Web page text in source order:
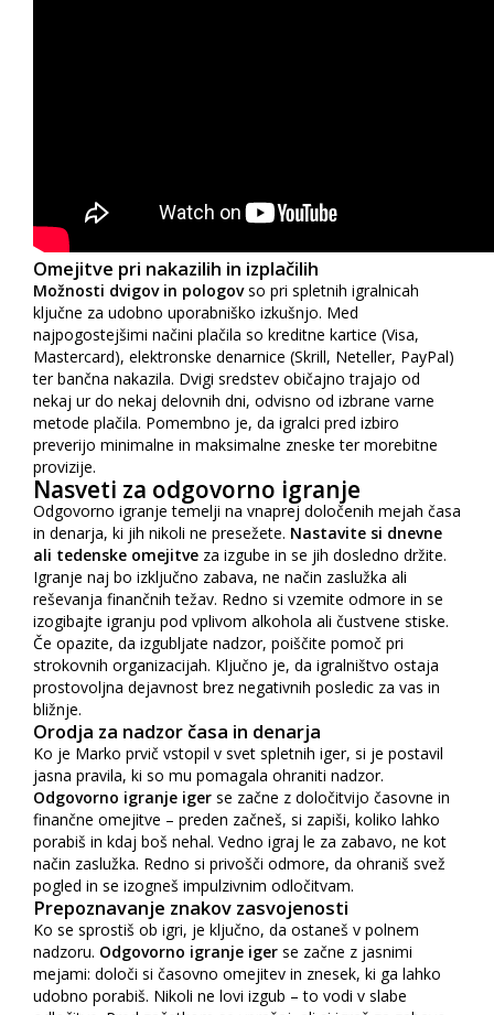
Omejitve pri nakazilih in izplačilih
Možnosti dvigov in pologovso pri spletnih igralnicah
ključne za udobno uporabniško izkušnjo. Med
najpogostejšimi načini plačila so kreditne kartice (Visa,
Mastercard), elektronske denarnice (Skrill, Neteller, PayPal)
ter bančna nakazila. Dvigi sredstev običajno trajajo od
nekaj ur do nekaj delovnih dni, odvisno od izbrane varne
metode plačila. Pomembno je, da igralci pred izbiro
preverijo minimalne in maksimalne zneske ter morebitne
provizije.
Nasveti za odgovorno igranje
Odgovorno igranje temelji na vnaprej določenih mejah časa
in denarja, ki jih nikoli ne presežete. Nastavite si dnevne
ali tedenske omejitve za izgube in se jih dosledno držite.
Igranje naj bo izključno zabava, ne način zaslužka ali
reševanja finančnih težav. Redno si vzemite odmore in se
izogibajte igranju pod vplivom alkohola ali čustvene stiske.
Če opazite, da izgubljate nadzor, poiščite pomoč pri
strokovnih organizacijah. Ključno je, da igralništvo ostaja
prostovoljna dejavnost brez negativnih posledic za vas in
bližnje.
Orodja za nadzor časa in denarja
Ko je Marko prvič vstopil v svet spletnih iger, si je postavil
jasna pravila, ki so mu pomagala ohraniti nadzor.
Odgovorno igranje iger se začne z določitvijo časovne in
finančne omejitve – preden začneš, si zapiši, koliko lahko
porabiš in kdaj boš nehal. Vedno igraj le za zabavo, ne kot
način zaslužka. Redno si privošči odmore, da ohraniš svež
pogled in se izogneš impulzivnim odločitvam.
Prepoznavanje znakov zasvojenosti
Ko se sprostiš ob igri, je ključno, da ostaneš v polnem
nadzoru. Odgovorno igranje iger se začne z jasnimi
mejami: določi si časovno omejitev in znesek, ki ga lahko
udobno porabiš. Nikoli ne lovi izgub – to vodi v slabe